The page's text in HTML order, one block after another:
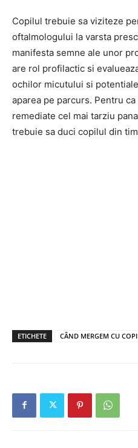
Copilul trebuie sa viziteze
oftalmologului la varsta
manifesta semne ale unor
are rol profilactic si
ochilor micutului si
aparea pe parcurs. Pentru
remediate cel mai tarziu
trebuie sa duci copilul din
ETICHETE CÂND MERGEM CU